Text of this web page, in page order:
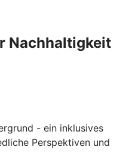
Nachhaltigkeit
- ein inklusives
Perspektiven und